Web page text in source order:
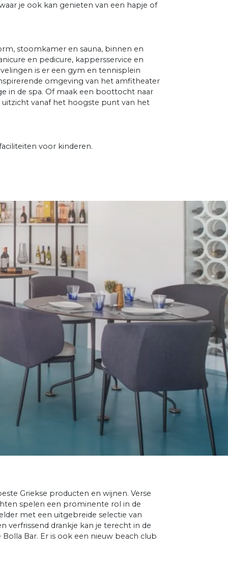
je ook kan genieten van een hapje of
stoomkamer en sauna, binnen en
en pedicure, kappersservice en
is er een gym en tennisplein
omgeving van het amfitheater
in de spa. Of maak een boottocht naar
vanaf het hoogste punt van het
voor kinderen.
Griekse producten en wijnen. Verse
spelen een prominente rol in de
met een uitgebreide selectie van
verfrissend drankje kan je terecht in de
Bar. Er is ook een nieuw beach club